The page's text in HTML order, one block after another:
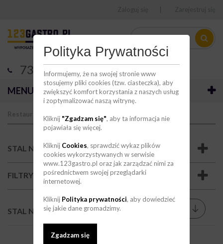
Polityka Prywatności
Informujemy, że na swojej stronie www
stosujemy pliki cookies (tzw. ciasteczka), aby
zwiększyć komfort korzystania z naszych usług
i zoptymalizować naszą witrynę.
Kliknij "Zgadzam się", aby ta informacja nie
pojawiała się więcej.
Kliknij Cookies, sprawdzić wykaz plików
cookies wykorzystywanych w serwisie
www.123gastro.pl oraz jak zarządzać nimi za
pośrednictwem swojej przeglądarki
internetowej.
Kliknij Polityka prywatności, aby dowiedzieć
się jakie dane gromadzimy.
Zgadzam się
736 123 123
MENU
STAL NIERDZEWNA
FILTRY
STAL NIERDZEWNA (4)